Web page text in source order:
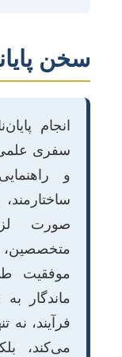
سخن
انجام
سفری علمی
و
صورت
موفقیت
ماندگار
فرآیند،
می‌کند،